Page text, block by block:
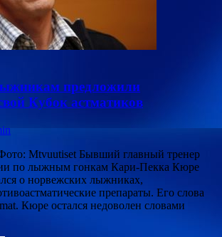
предложили
Кубок астматиков
Mtvuutiset Бывший главный тренер
по лыжным гонкам Кари-Пекка Кюре
о норвежских лыжниках,
препараты. Его слова
Кюре остался недоволен словами